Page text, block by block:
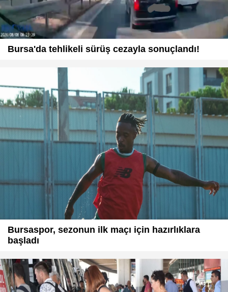
Bursa'da tehlikeli sürüş cezayla sonuçlandı!
Bursaspor, sezonun ilk maçı için hazırlıklara
başladı